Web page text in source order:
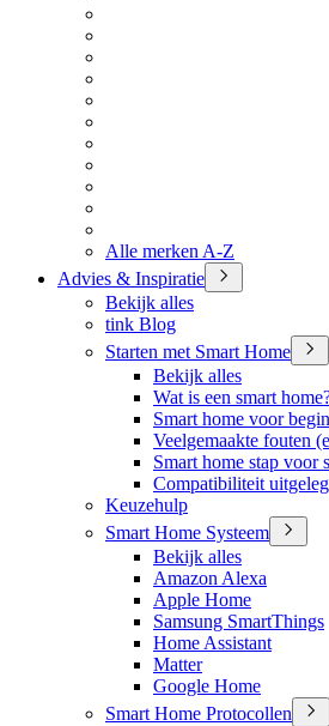
Alle merken A-Z
Advies & Inspiratie
Bekijk alles
tink Blog
Starten met Smart Home
Bekijk alles
Wat is een smart
Smart home voor
Veelgemaakte fouten
Smart home stap voor
Compatibiliteit
Keuzehulp
Smart Home Systeem
Bekijk alles
Amazon Alexa
Apple Home
Samsung SmartThings
Home Assistant
Matter
Google Home
Smart Home Protocollen